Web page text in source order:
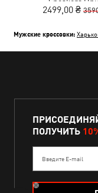
2499,00 ₴
Мужские кроссовки:
ПОЛУЧИТЬ
Введите E-mail